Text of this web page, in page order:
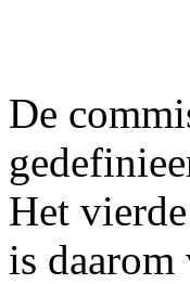
De
Het
is